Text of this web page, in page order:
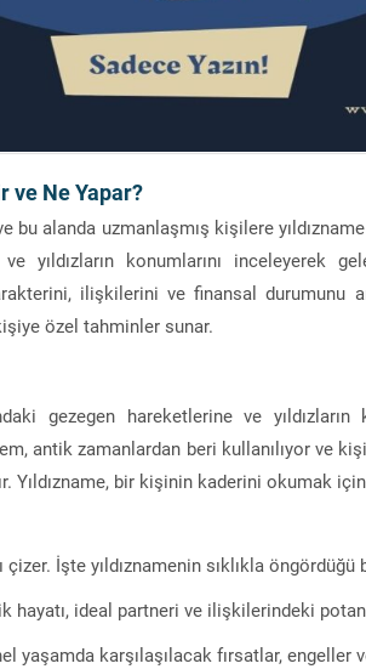
ve Ne Yapar?
bu alanda uzmanlaşmış kişilere
yıldızların konumlarını inceleyerek
ilişkilerini ve finansal durumunu
özel tahminler sunar.
gezegen hareketlerine ve yıldızların
antik zamanlardan beri kullanılıyor ve
Yıldızname, bir kişinin kaderini okumak
İşte yıldıznamenin sıklıkla öngördüğü
hayatı, ideal partneri ve ilişkilerindeki
yaşamda karşılaşılacak fırsatlar, engeller